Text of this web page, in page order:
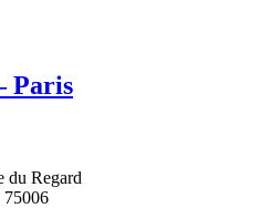
Paris
du Regard
75006